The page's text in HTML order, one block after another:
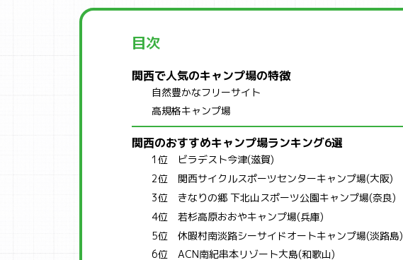
目次
関西で人気のキャンプ場の特徴
自然豊かなフリーサイト
高規格キャンプ場
関西のおすすめキャンプ場ランキング6選
1位 ビラデスト今津(滋賀)
2位 関西サイクルスポーツセンターキャンプ場(大阪)
3位 きなりの郷 下北山スポーツ公園キャンプ場(奈良)
4位 若杉高原おおやキャンプ場(兵庫)
5位 休暇村南淡路シーサイドオートキャンプ場(淡路島)
6位 ACN南紀串本リゾート大島(和歌山)